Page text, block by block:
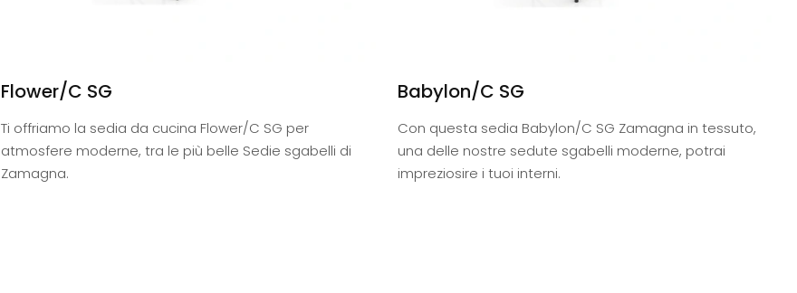
Flower/C SG
Ti offriamo la sedia da cucina Flower/C SG per
atmosfere moderne, tra le più belle Sedie sgabelli di
Zamagna.
Babylon/C SG
Con questa sedia Babylon/C SG Zamagna in tessuto,
una delle nostre sedute sgabelli moderne, potrai
impreziosire i tuoi interni.